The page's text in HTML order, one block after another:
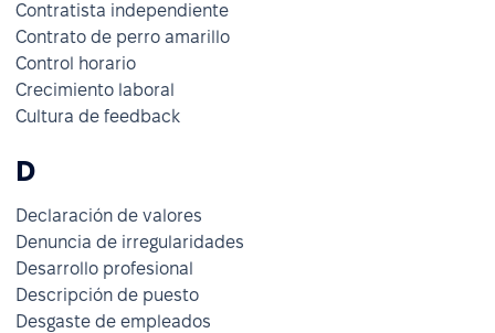
Contratista independiente
Contrato de perro amarillo
Control horario
Crecimiento laboral
Cultura de feedback
D
Declaración de valores
Denuncia de irregularidades
Desarrollo profesional
Descripción de puesto
Desgaste de empleados